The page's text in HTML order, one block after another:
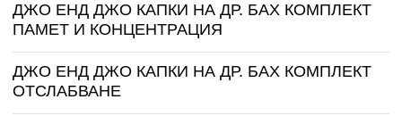
ДЖО ЕНД ДЖО КАПКИ НА ДР. БАХ КОМПЛЕКТ
ПАМЕТ И КОНЦЕНТРАЦИЯ
ДЖО ЕНД ДЖО КАПКИ НА ДР. БАХ КОМПЛЕКТ
ОТСЛАБВАНЕ